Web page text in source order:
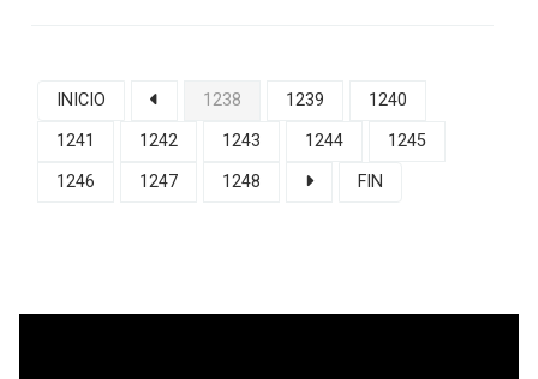
INICIO 1238 1239
1240
1241
1242 1243 1244
1245
1246
1247 1248 FIN